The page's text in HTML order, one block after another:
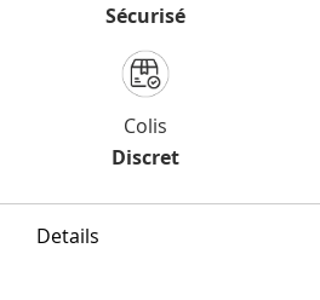
Sécurisé
Colis
Discret
Details